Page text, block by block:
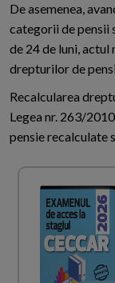
De asemenea,
categorii de pensii
de 24 de luni,
drepturilor de
Recalcularea
Legea nr. 263/
pensie recalculate